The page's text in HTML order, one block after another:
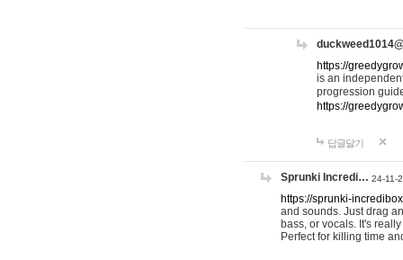
https://
is an
progression
https://
답글달기
Sprunki Incredi… 24-11-
https://sprunki-
and sounds. Just drag
bass, or vocals. It's
Perfect for killing time